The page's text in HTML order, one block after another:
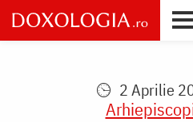
Skip
to
main
2 Aprilie